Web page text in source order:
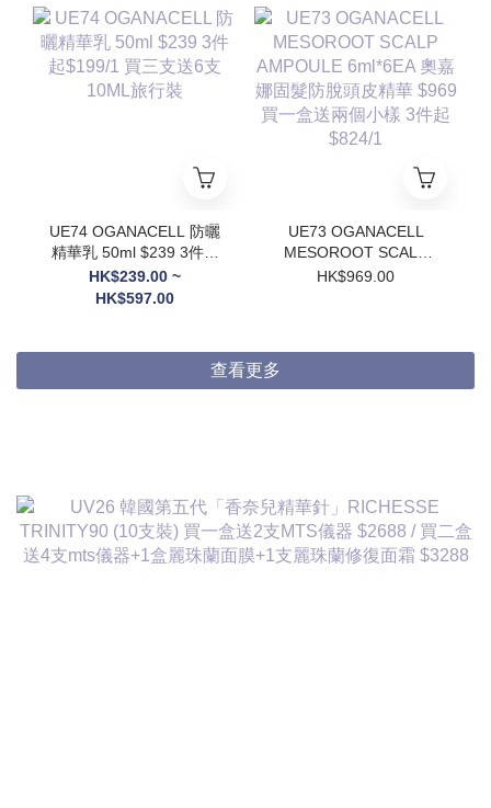
UE74 OGANACELL 防曬
精華乳 50ml $239 3件起
$199/1 買三支送6支
10ML旅行裝
HK$239.00 ~
HK$597.00
UE73 OGANACELL
MESOROOT SCALP
AMPOULE 6ml*6EA 奧
HK$969.00
查看更多